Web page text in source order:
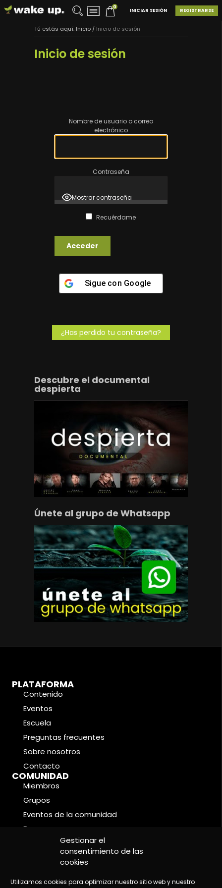
Gestionar el
consentimiento de las
cookies
Utilizamos cookies para optimizar nuestro sitio web y nuestro
0
REGISTRARSE
INICIAR SESIÓN
Tú estás aquí: Inicio/ Inicio de sesión
Inicio de sesión
Nombre de usuario o correo
electrónico
Contraseña
Mostrar contraseña
Recuérdame
Sigue con Google
¿Has perdido tu contraseña?
Descubre el documental
despierta
Únete al grupo de Whatsapp
PLATAFORMA
Contenido
Eventos
Escuela
Preguntas frecuentes
Sobre nosotros
Contacto
COMUNIDAD
Miembros
Grupos
Eventos de la comunidad
Foros
CONDICIONES LEGALES
Política de cookies
Política de privacidad
Aviso legal